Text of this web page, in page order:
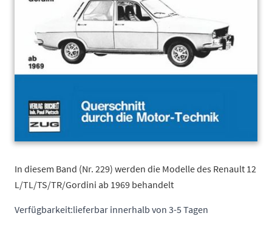
In diesem Band (Nr. 229) werden die Modelle des Renault 12
L/TL/TS/TR/Gordini ab 1969 behandelt
Verfügbarkeit:lieferbar innerhalb von 3-5 Tagen